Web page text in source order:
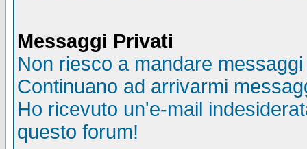
Messaggi Privati
Non riesco a mandare
Continuano ad arrivarmi
Ho ricevuto un'e-mail
questo forum!